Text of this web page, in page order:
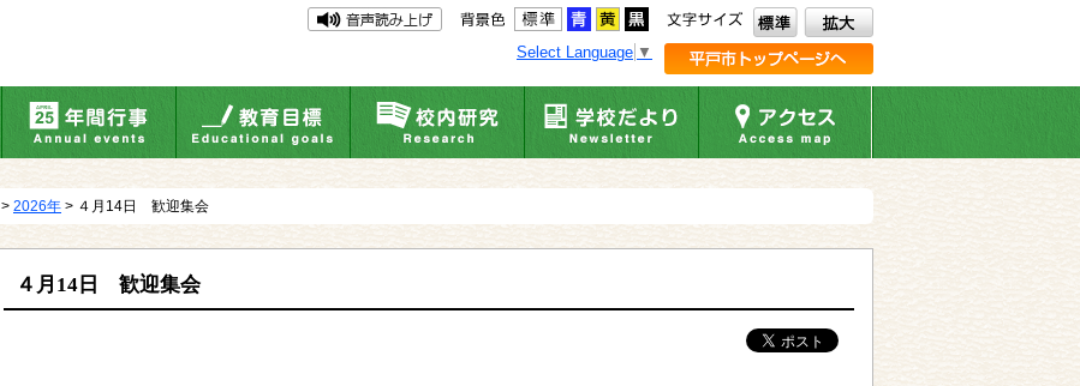
Select Language ▼
> 2026年 > ４月14日 歓迎集会
４月14日 歓迎集会